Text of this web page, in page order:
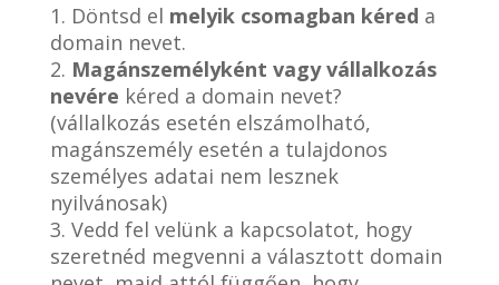
1. Döntsd el melyik csomagban kéred a
domain nevet.
2. Magánszemélyként vagy vállalkozás
nevére kéred a domain nevet?
(vállalkozás esetén elszámolható,
magánszemély esetén a tulajdonos
személyes adatai nem lesznek
nyilvánosak)
3. Vedd fel velünk a kapcsolatot, hogy
szeretnéd megvenni a választott domain